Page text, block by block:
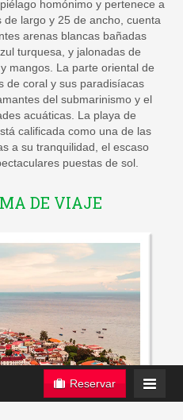
homónimo y pertenece a
de largo y 25 de ancho, cuenta
arenas blancas bañadas
turquesa, y jalonadas de
mangos. La parte oriental de
de coral y sus paradisíacas
del submarinismo y el
acuáticas. La playa de
calificada como una de las
a su tranquilidad, el escaso
puestas de sol.
DE VIAJE
Reservar